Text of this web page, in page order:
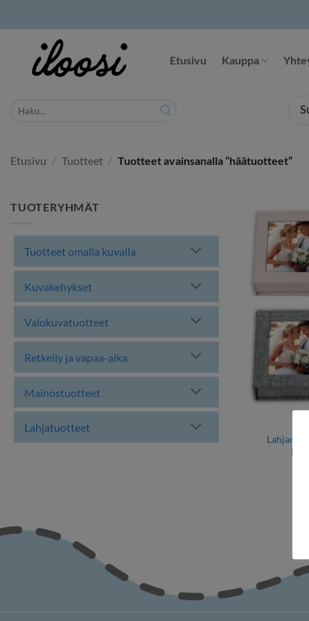
sisältöön
Etusivu Kauppa
Etusivu / Tuotteet / Tuotteet avainsanalla “häätuotteet”
TUOTERYHMÄT
Tuotteet omalla kuvalla
Kuvakehykset
Valokuvatuotteet
Retkeily ja vapaa-aika
Mainostuotteet
Lahjatuotteet